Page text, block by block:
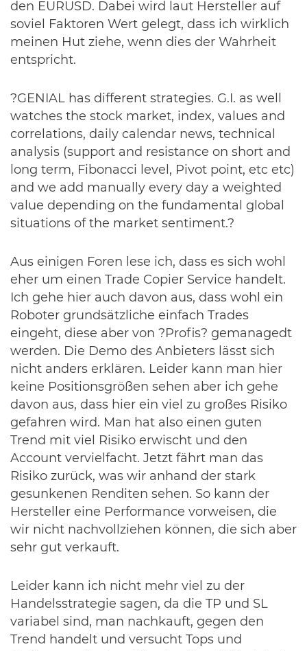
den EURUSD. Dabei wird laut Hersteller auf
soviel Faktoren Wert gelegt, dass ich wirklich
meinen Hut ziehe, wenn dies der Wahrheit
entspricht.
?GENIAL has different strategies. G.I. as well
watches the stock market, index, values and
correlations, daily calendar news, technical
analysis (support and resistance on short and
long term, Fibonacci level, Pivot point, etc etc)
and we add manually every day a weighted
value depending on the fundamental global
situations of the market sentiment.?
Aus einigen Foren lese ich, dass es sich wohl
eher um einen Trade Copier Service handelt.
Ich gehe hier auch davon aus, dass wohl ein
Roboter grundsätzliche einfach Trades
eingeht, diese aber von ?Profis? gemanagedt
werden. Die Demo des Anbieters lässt sich
nicht anders erklären. Leider kann man hier
keine Positionsgrößen sehen aber ich gehe
davon aus, dass hier ein viel zu großes Risiko
gefahren wird. Man hat also einen guten
Trend mit viel Risiko erwischt und den
Account vervielfacht. Jetzt fährt man das
Risiko zurück, was wir anhand der stark
gesunkenen Renditen sehen. So kann der
Hersteller eine Performance vorweisen, die
wir nicht nachvollziehen können, die sich aber
sehr gut verkauft.
Leider kann ich nicht mehr viel zu der
Handelsstrategie sagen, da die TP und SL
variabel sind, man nachkauft, gegen den
Trend handelt und versucht Tops und